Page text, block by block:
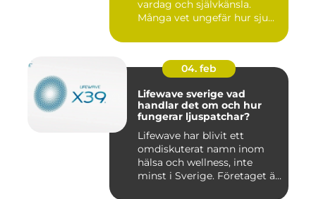
vardag och självkänsla.
Många vet ungefär hur sju...
04. feb
Lifewave sverige vad
handlar det om och hur
fungerar ljuspatchar?
Lifewave har blivit ett
omdiskuterat namn inom
hälsa och wellness, inte
minst i Sverige. Företaget ä...